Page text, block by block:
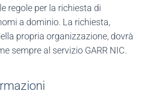
regole per la richiesta di
a dominio. La richiesta,
propria organizzazione, dovrà
sempre al servizio GARR NIC.